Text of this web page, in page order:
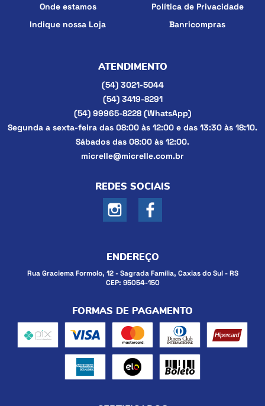
Onde estamos
Indique nossa Loja
Política de Privacidade
Banricompras
ATENDIMENTO
(54)3021-5044
(54)3419-8291
(54) 99965-8228 (WhatsApp)
Segunda a sexta-feira das 08:00 às 12:00 e das 13:30 às 18:10.
Sábados das 08:00 às 12:00.
micrelle@micrelle.com.br
REDES SOCIAIS
ENDEREÇO
Rua Graciema Formolo, 12-Sagrada Família, Caxias do Sul-RS
CEP: 95054-150
FORMAS DE PAGAMENTO